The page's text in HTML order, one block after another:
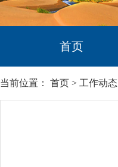
首页
当前位置： 首页 > 工作动态